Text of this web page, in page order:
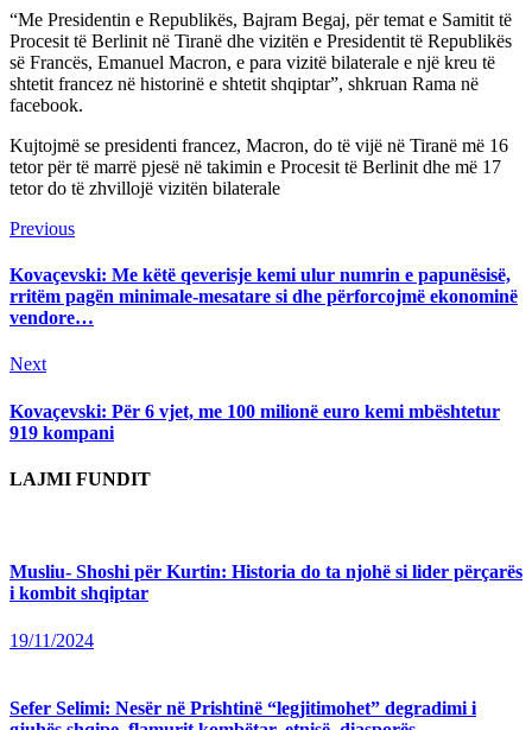
“Me Presidentin e Republikës, Bajram Begaj, për temat e Samitit të
Procesit të Berlinit në Tiranë dhe vizitën e Presidentit të Republikës
së Francës, Emanuel Macron, e para vizitë bilaterale e një kreu të
shtetit francez në historinë e shtetit shqiptar”, shkruan Rama në
facebook.
Kujtojmë se presidenti francez, Macron, do të vijë në Tiranë më 16
tetor për të marrë pjesë në takimin e Procesit të Berlinit dhe më 17
tetor do të zhvillojë vizitën bilaterale
Continue
Reading
PreviousPrevious
Kovaçevski: Me këtë qeverisje kemi ulur numrin e papunësisë,
rritëm pagën minimale-mesatare si dhe përforcojmë ekonominë
vendore…
NextNext
Kovaçevski: Për 6 vjet, me 100 milionë euro kemi mbështetur
919 kompani
LAJMI FUNDIT
Musliu- Shoshi për Kurtin: Historia do ta njohë si lider përçarës
i kombit shqiptar
19/11/2024
Sefer Selimi: Nesër në Prishtinë “legjitimohet” degradimi i